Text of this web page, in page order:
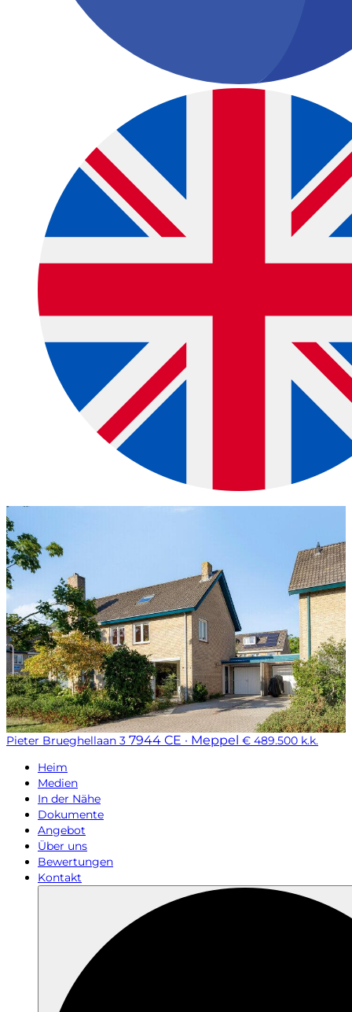
Pieter Brueghellaan 3 7944 CE · Meppel € 489.500 k.k.
Heim
Medien
In der Nähe
Dokumente
Angebot
Über uns
Bewertungen
Kontakt